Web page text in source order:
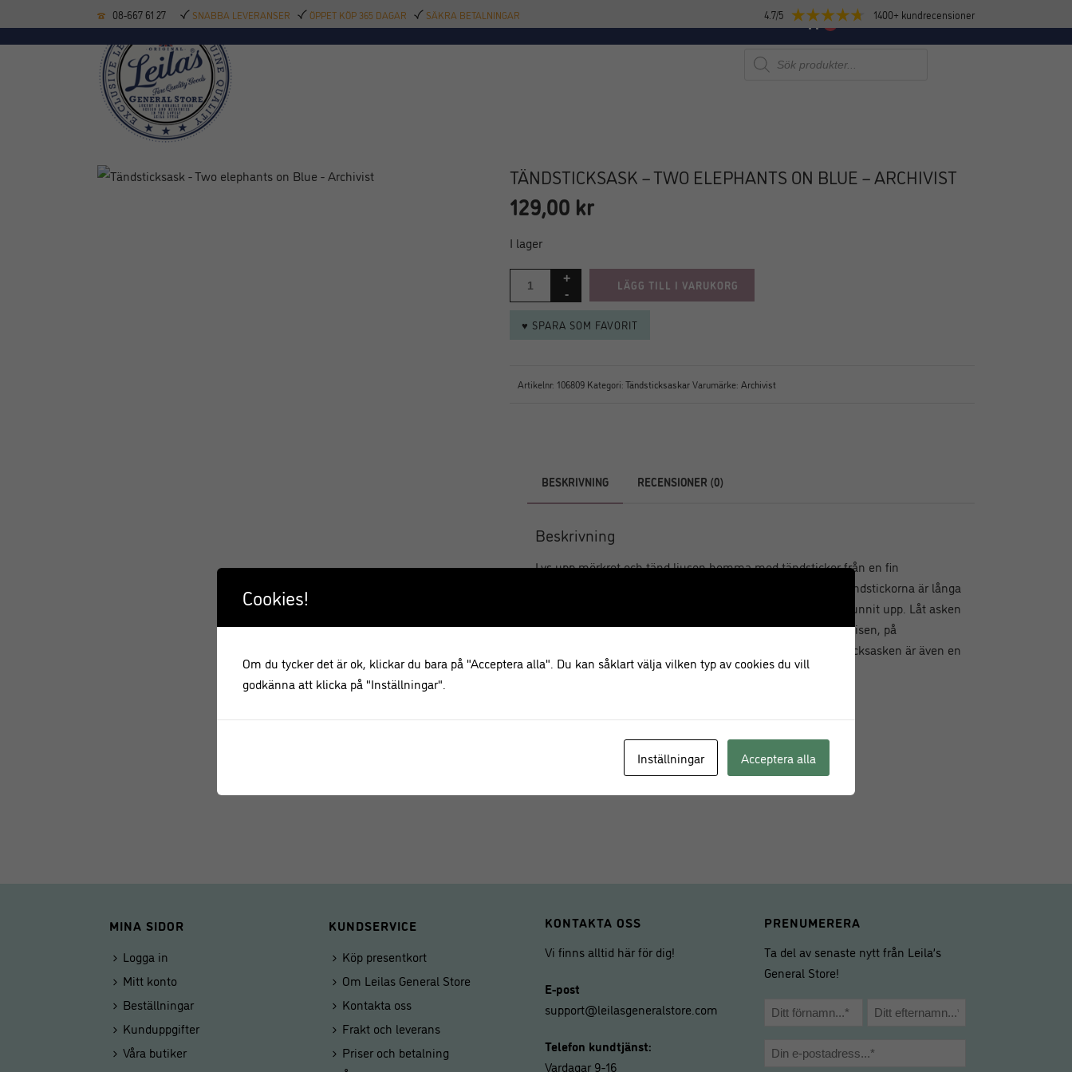
08-667 61 27 SNABBA LEVERANSER ÖPPET KÖP 365 DAGAR SÄKRA BETALNINGAR 4.7/5 1400+ kundrecensioner
KÖKSREDSKAP BAKTILLBEHÖR BAR DELIKATESSER NYHETER 0
Produktsökning
TÄNDSTICKSASK – TWO ELEPHANTS ON BLUE – ARCHIVIST
129,00 kr
I lager
LÄGG TILL I VARUKORG
♥ SPARA SOM FAVORIT
Artikelnr: 106809 Kategori:TändsticksaskarVarumärke: Archivist
BESKRIVNING RECENSIONER (0)
Beskrivning
Lys upp mörkret och tänd ljusen hemma med tändstickor från en fin
tändsticksask med en print av Elefanter i vacker retrostil. Tändstickorna är långa
och rejäla, så du hinner tända ett helt gäng ljus innan de brunnit upp. Låt asken
ligga framme när du inte använder den – intill den öppna spisen, på
vardagsrumsbordet eller på en hylla i köket. Den här tändsticksasken är även en
uppskattad gå-bort-present!
Förvara utom räckhåll för barn
MINA SIDOR
Logga in
Mitt konto
Beställningar
Kunduppgifter
Våra butiker
KUNDSERVICE
Köp presentkort
Om Leilas General Store
Kontakta oss
Frakt och leverans
Priser och betalning
KONTAKTA OSS
Vi finns alltid här för dig!
E-post
support@leilasgeneralstore.com
Telefon kundtjänst:
Vardagar 9-16
PRENUMERERA
Ta del av senaste nytt från Leila’s
General Store!
Namn
E-
Cookies!
Om du tycker det är ok, klickar du bara på "Acceptera alla". Du kan såklart välja vilken typ av cookies du vill
godkänna att klicka på "Inställningar".
Inställningar Acceptera alla